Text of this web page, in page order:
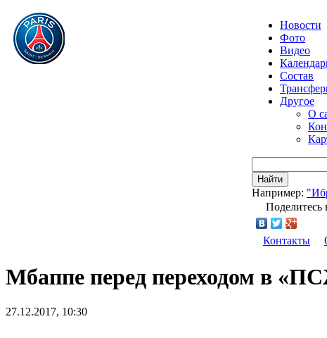
Новости
Фото
Видео
Состав
Другое
О
Найти
Например:
Поделитесь
Контакты
Мбаппе перед переходом в
27.12.2017, 10:30